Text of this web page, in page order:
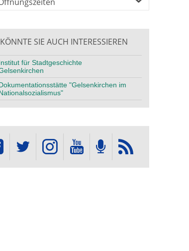
SIE AUCH INTERESSIEREN
für Stadtgeschichte
"Gelsenkirchen im